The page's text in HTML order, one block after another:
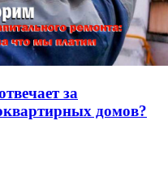
за
домов?